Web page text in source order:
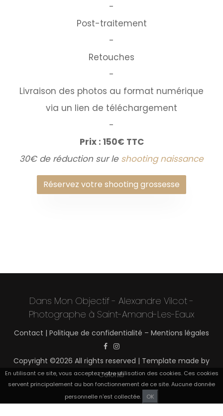
-
Post-traitement
-
Retouches
-
Livraison des photos au format numérique
via un lien de téléchargement
-
Prix : 150€ TTC
30€ de réduction sur le shooting naissance
Réservez votre shooting grossesse
Dans Mon Objectif - Alexandre Vilcot -
Photographe à Saint-Amand-Les-Eaux
Contact | Politique de confidentialité – Mentions légales
Copyright ©2026 All rights reserved | Template made by
Colorlib
En utilisant ce site, vous acceptez notre utilisation des cookies. Ces cookies
servent principalement au bon fonctionnement de ce site. Aucune donnée
personnelle n'est collectée.
OK